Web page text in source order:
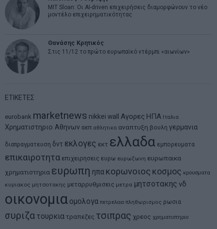
MIT Sloan: Οι AI-driven επιχειρήσεις διαμορφώνουν το νέο
μοντέλο επιχειρηματικότητας
Θανάσης Κρητικός
Στις 11/12 το πρώτο ευρωπαϊκό ντέρμπι «αιωνίων»
ΕΤΙΚΕΤΕΣ
eurobank marketnews nikkei wall Αγορες ΗΠΑ Ιταλια
Χρηματιστηριο Αθηνων αεπ αθλητικα αναπτυξη βουλη γερμανια
διαπραγματευση δντ εκλογες εκτ ελλαδα εμπορευματα
επικαιροτητα επιχειρησεις ευρω ευρωζωνη ευρωπαικα
χρηματιστηρια ευρωπη ηπα κορωνοιος κοσμος κρουσματα
κυριακος μητσοτακης μεταρρυθμισεις μετρα μητσοτακης νδ
οικονομια ομολογα πετρελαιο πληθωρισμος ρωσια
συριζα τουρκια τραπεζες τσιπρας χρεος χρηματιστηριο